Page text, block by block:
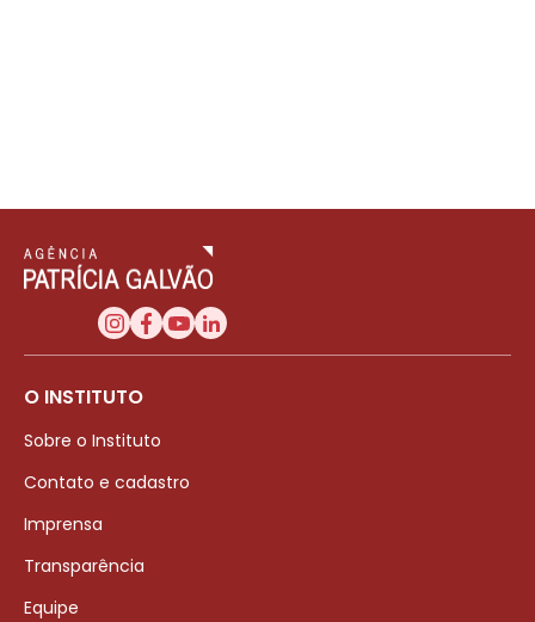
O INSTITUTO
Sobre o Instituto
Contato e cadastro
Imprensa
Transparência
Equipe